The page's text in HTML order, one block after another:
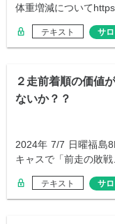
体重増減について
テキスト サ
２走前着順の価値
ないか？？
2024年 7/7 日曜福島
キャスで「前走の敗
テキスト サ